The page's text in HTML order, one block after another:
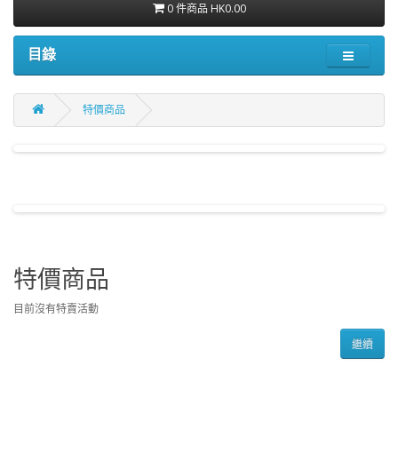
0 件商品 HK0.00
目錄
特價商品
特價商品
目前沒有特賣活動
繼續